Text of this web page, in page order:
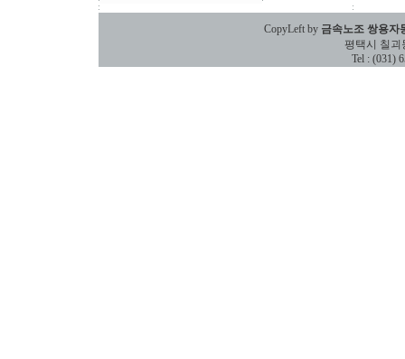
CopyLeft by 금속노조 쌍용자
평택시 칠괴동
Tel : (031)